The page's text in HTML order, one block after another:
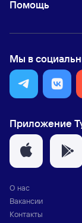
Помощь
Мы в
Приложение
О нас
Вакансии
Контакты